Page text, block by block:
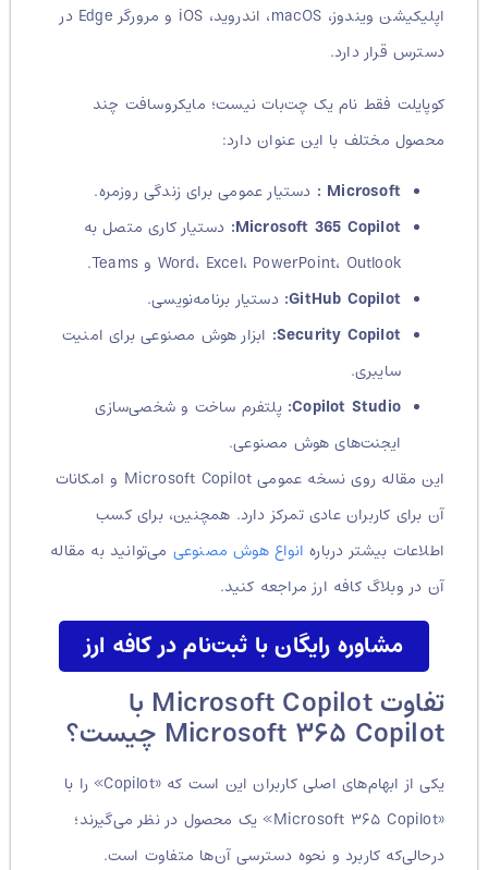
اپلیکیشن ویندوز، macOS، اندروید، iOS و مرورگر Edge در
دسترس قرار دارد.
کوپایلت فقط نام یک چت‌بات نیست؛ مایکروسافت چند
محصول مختلف با این عنوان دارد:
Microsoft : دستیار عمومی برای زندگی روزمره.
Microsoft 365 Copilot:دستیار کاری متصل به
Word، Excel، PowerPoint، Outlook و Teams.
GitHub Copilot: دستیار برنامه‌نویسی.
Security Copilot:ابزار هوش مصنوعی برای امنیت
سایبری.
Copilot Studio: پلتفرم ساخت و شخصی‌سازی
ایجنت‌های هوش مصنوعی.
این مقاله روی نسخه عمومی Microsoft Copilot و امکانات
آن برای کاربران عادی تمرکز دارد. همچنین، برای کسب
اطلاعات بیشتر دربارهانواع هوش مصنوعیمی‌توانید به مقاله
آن در وبلاگ کافه ارز مراجعه کنید.
مشاوره رایگان با ثبت‌نام در کافه ارز
تفاوت Microsoft Copilot با
Microsoft ۳۶۵ Copilot چیست؟
یکی از ابهام‌های اصلی کاربران این است که «Copilot» را با
«Microsoft ۳۶۵ Copilot» یک محصول در نظر می‌گیرند؛
درحالی‌که کاربرد و نحوه دسترسی آن‌ها متفاوت است.